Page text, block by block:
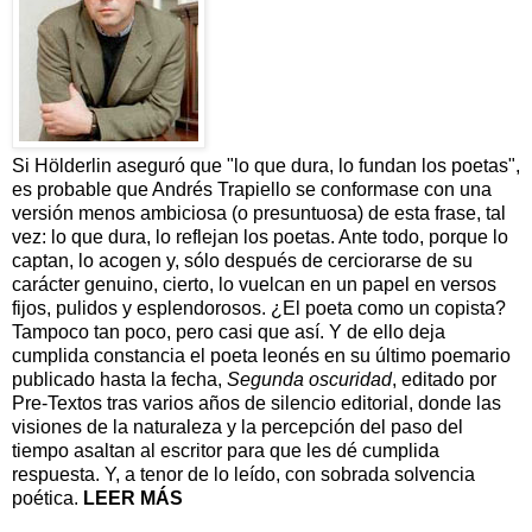
Si Hölderlin aseguró que "lo que dura, lo fundan los poetas",
es probable que Andrés Trapiello se conformase con una
versión menos ambiciosa (o presuntuosa) de esta frase, tal
vez: lo que dura, lo reflejan los poetas. Ante todo, porque lo
captan, lo acogen y, sólo después de cerciorarse de su
carácter genuino, cierto, lo vuelcan en un papel en versos
fijos, pulidos y esplendorosos. ¿El poeta como un copista?
Tampoco tan poco, pero casi que así. Y de ello deja
cumplida constancia el poeta leonés en su último poemario
publicado hasta la fecha, Segunda oscuridad, editado por
Pre-Textos tras varios años de silencio editorial, donde las
visiones de la naturaleza y la percepción del paso del
tiempo asaltan al escritor para que les dé cumplida
respuesta. Y, a tenor de lo leído, con sobrada solvencia
poética. LEER MÁS